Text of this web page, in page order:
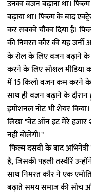
उनका वजन बढ़ाना था।
बढ़ाया था। फिल्म के बाद
कर सबको चौंका दिया है।
की निमरत कौर की यह जर्नी
के रोल के लिए वजन बढ़ाने के
करने के लिए सोशल मीडिया
में 15 किलो वजन कम करने
साथ ही वजन बढ़ाने के
इमोशनल नोट भी शेयर
लिखा "वेट ऑन इट मेरे हजार
नहीं बोलेगी।"
फिल्म दसवीं के बाद
है, जिसकी पहली तस्वीरें
साथ निमरत कौर ने एक
बढ़ाते समय समाज की सोच